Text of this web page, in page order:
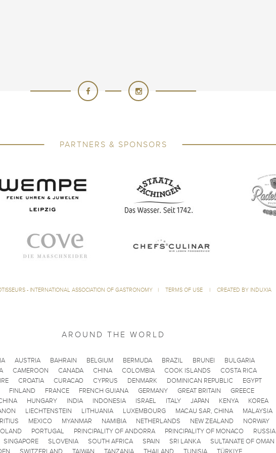
PARTNERS & SPONSORS
- INTERNATIONAL ASSOCIATION OF GASTRONOMY | TERMS OF USE | CREATED BY INDUXIA
AROUND THE WORLD
AUSTRIA BAHRAIN BELGIUM BERMUDA BRAZIL BRUNEI
BULGARIA
CAMEROON CANADA CHINA COLOMBIA COOK ISLANDS
COSTA RICA
CROATIA CURACAO CYPRUS DENMARK DOMINICAN REPUBLIC
EGYPT
FINLAND
FRANCE FRENCH GUIANA GERMANY GREAT BRITAIN
GREECE
HUNGARY INDIA INDONESIA ISRAEL ITALY JAPAN KENYA
KOREA
LIECHTENSTEIN LITHUANIA LUXEMBOURG MACAU SAR, CHINA
MALAYSIA
MEXICO MYANMAR NAMIBIA NETHERLANDS NEW ZEALAND
NORWAY
PORTUGAL PRINCIPALITY OF ANDORRA PRINCIPALITY OF MONACO
RUSSIA
SINGAPORE
SLOVENIA SOUTH AFRICA SPAIN SRI LANKA
SULTANATE OF OMAN